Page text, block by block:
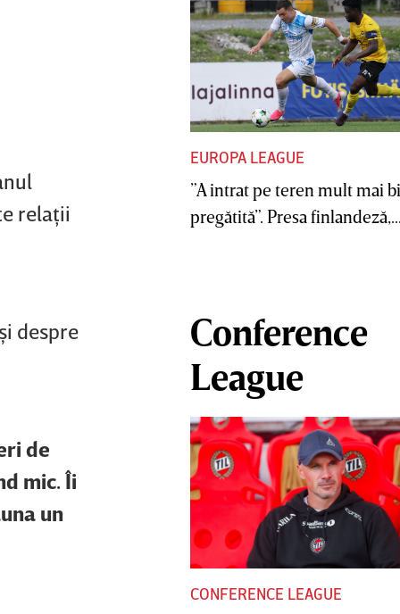
relaţii
despre
de
mic. Îi
un
EUROPA LEAGUE
”A intrat pe teren mult mai
pregătită”. Presa
Conference
League
CONFERENCE LEAGUE